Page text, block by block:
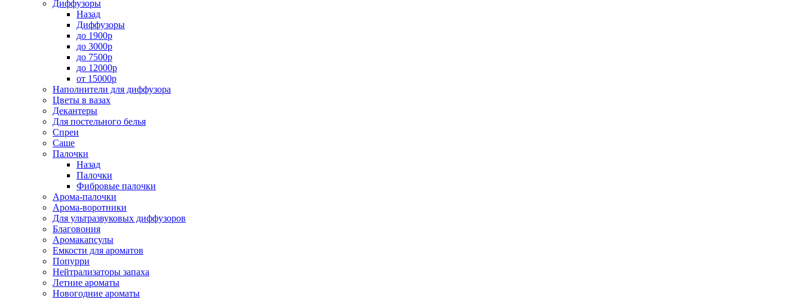
Диффузоры
Назад
Диффузоры
до 1900р
до 3000р
до 7500р
до 12000р
от 15000р
Наполнители для диффузора
Цветы в вазах
Декантеры
Для постельного белья
Спреи
Саше
Палочки
Назад
Палочки
Фибровые палочки
Арома-палочки
Арома-воротники
Для ультразвуковых диффузоров
Благовония
Аромакапсулы
Емкости для ароматов
Попурри
Нейтрализаторы запаха
Летние ароматы
Новогодние ароматы